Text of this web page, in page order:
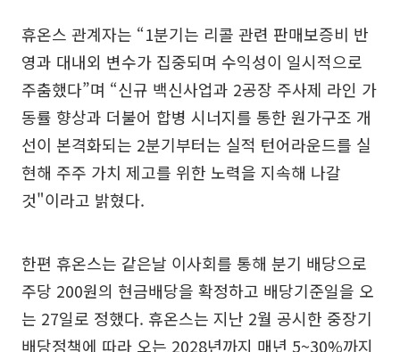
휴온스 관계자는 “1분기는 리콜 관련 판매보증비 반
영과 대내외 변수가 집중되며 수익성이 일시적으로
주춤했다”며 “신규 백신사업과 2공장 주사제 라인 가
동률 향상과 더불어 합병 시너지를 통한 원가구조 개
선이 본격화되는 2분기부터는 실적 턴어라운드를 실
현해 주주 가치 제고를 위한 노력을 지속해 나갈
것"이라고 밝혔다.
한편 휴온스는 같은날 이사회를 통해 분기 배당으로
주당 200원의 현금배당을 확정하고 배당기준일을 오
는 27일로 정했다. 휴온스는 지난 2월 공시한 중장기
배당정책에 따라 오는 2028년까지 매년 5~30%까지